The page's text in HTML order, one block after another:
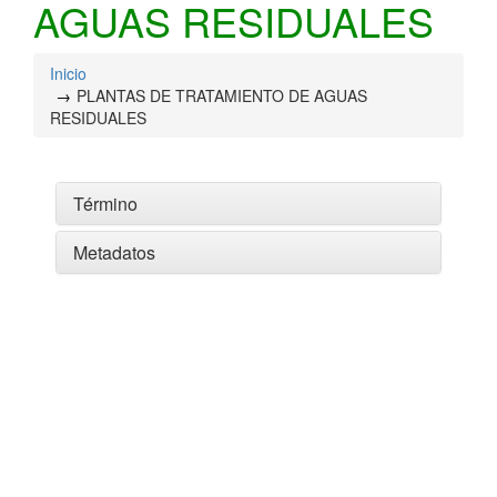
AGUAS RESIDUALES
Inicio
PLANTAS DE TRATAMIENTO DE AGUAS
RESIDUALES
Término
Metadatos